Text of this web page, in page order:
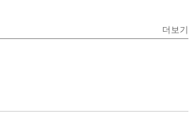
더보기